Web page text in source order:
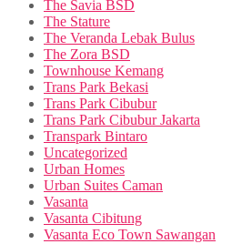
The Savia BSD
The Stature
The Veranda Lebak Bulus
The Zora BSD
Townhouse Kemang
Trans Park Bekasi
Trans Park Cibubur
Trans Park Cibubur Jakarta
Transpark Bintaro
Uncategorized
Urban Homes
Urban Suites Caman
Vasanta
Vasanta Cibitung
Vasanta Eco Town Sawangan